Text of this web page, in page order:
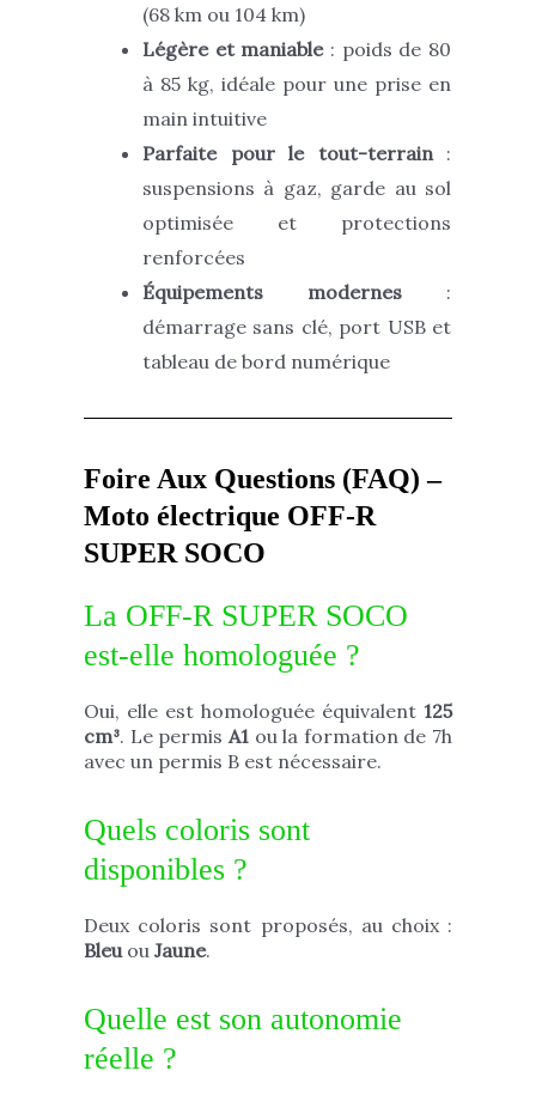
(68 km ou 104 km)
Légère et maniable: poids de 80
à 85 kg, idéale pour une prise en
main intuitive
Parfaite pour le tout-terrain:
suspensions à gaz, garde au sol
optimisée et protections
renforcées
Équipements modernes :
démarrage sans clé, port USB et
tableau de bord numérique
Foire Aux Questions (FAQ) –
Moto électrique OFF-R
SUPER SOCO
La OFF-R SUPER SOCO
est-elle homologuée ?
Oui, elle est homologuée équivalent 125
cm³. Le permis A1ou la formation de 7h
avec un permis B est nécessaire.
Quels coloris sont
disponibles ?
Deux coloris sont proposés, au choix :
Bleuou Jaune.
Quelle est son autonomie
réelle ?